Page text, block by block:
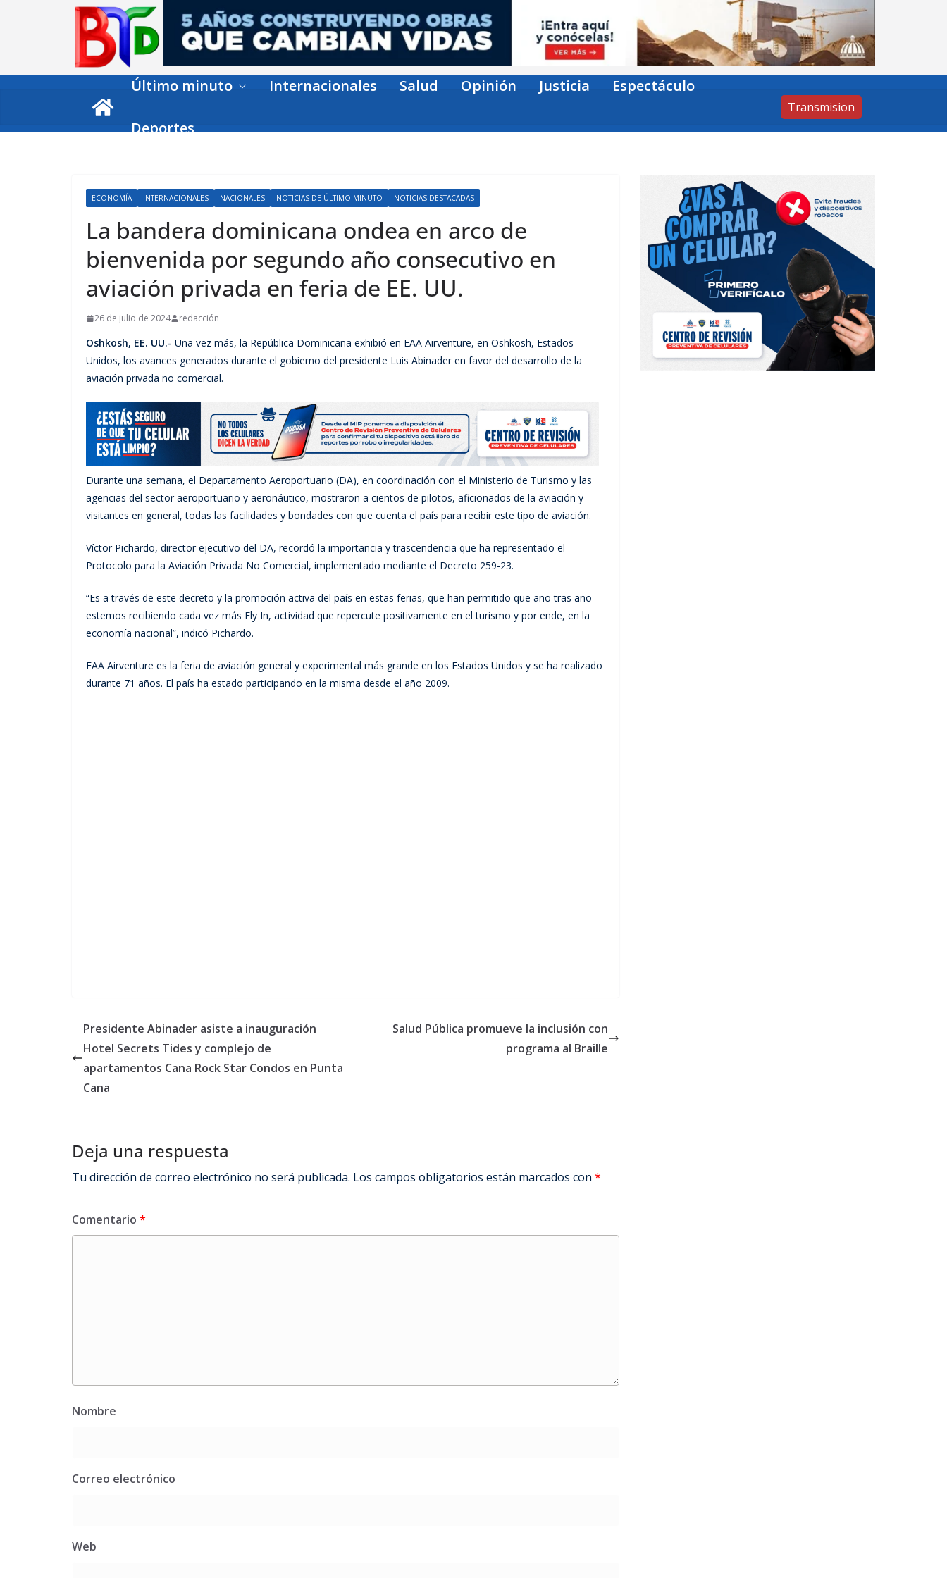
Último minuto Internacionales Salud Opinión Justicia Espectáculo
Deportes
Transmision
ECONOMÍA INTERNACIONALES NACIONALES NOTICIAS DE ÚLTIMO MINUTO NOTICIAS DESTACADAS
La bandera dominicana ondea en arco de
bienvenida por segundo año consecutivo en
aviación privada en feria de EE. UU.
26 de julio de 2024 redacción
Oshkosh, EE. UU.- Una vez más, la República Dominicana exhibió en EAA Airventure, en Oshkosh, Estados
Unidos, los avances generados durante el gobierno del presidente Luis Abinader en favor del desarrollo de la
aviación privada no comercial.
Durante una semana, el Departamento Aeroportuario (DA), en coordinación con el Ministerio de Turismo y las
agencias del sector aeroportuario y aeronáutico, mostraron a cientos de pilotos, aficionados de la aviación y
visitantes en general, todas las facilidades y bondades con que cuenta el país para recibir este tipo de aviación.
Víctor Pichardo, director ejecutivo del DA, recordó la importancia y trascendencia que ha representado el
Protocolo para la Aviación Privada No Comercial, implementado mediante el Decreto 259-23.
“Es a través de este decreto y la promoción activa del país en estas ferias, que han permitido que año tras año
estemos recibiendo cada vez más Fly In, actividad que repercute positivamente en el turismo y por ende, en la
economía nacional”, indicó Pichardo.
EAA Airventure es la feria de aviación general y experimental más grande en los Estados Unidos y se ha realizado
durante 71 años. El país ha estado participando en la misma desde el año 2009.
Presidente Abinader asiste a inauguración
Hotel Secrets Tides y complejo de
apartamentos Cana Rock Star Condos en Punta
Cana
Salud Pública promueve la inclusión con
programa al Braille
Deja una respuesta
Tu dirección de correo electrónico no será publicada. Los campos obligatorios están marcados con *
Comentario *
Nombre
Correo electrónico
Web